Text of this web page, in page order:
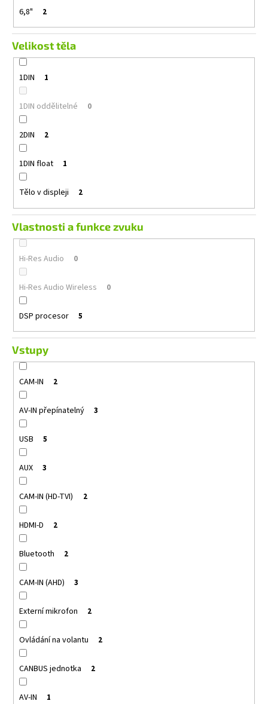
6,8" 2
Velikost těla
1DIN 1
1DIN oddělitelné 0
2DIN 2
1DIN float 1
Tělo v displeji 2
Vlastnosti a funkce zvuku
Hi-Res Audio 0
Hi-Res Audio Wireless 0
DSP procesor 5
Vstupy
CAM-IN 2
AV-IN přepínatelný 3
USB 5
AUX 3
CAM-IN (HD-TVI) 2
HDMI-D 2
Bluetooth 2
CAM-IN (AHD) 3
Externí mikrofon 2
Ovládání na volantu 2
CANBUS jednotka 2
AV-IN 1